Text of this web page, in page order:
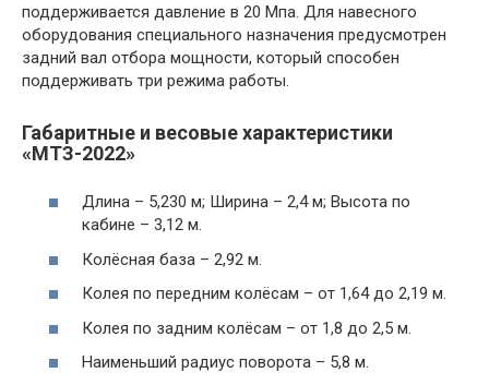
поддерживается давление в 20 Мпа. Для навесного
оборудования специального назначения предусмотрен
задний вал отбора мощности, который способен
поддерживать три режима работы.
Габаритные и весовые характеристики
«МТЗ-2022»
Длина – 5,230 м; Ширина – 2,4 м; Высота по
кабине – 3,12 м.
Колёсная база – 2,92 м.
Колея по передним колёсам – от 1,64 до 2,19 м.
Колея по задним колёсам – от 1,8 до 2,5 м.
Наименьший радиус поворота – 5,8 м.